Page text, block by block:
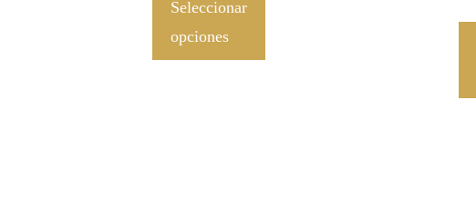
Seleccionar
opciones